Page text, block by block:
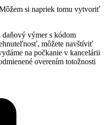
si napriek tomu vytvoriť
daňový výmer s kódom
môžete navštíviť
na počkanie v kancelárii
overením totožnosti